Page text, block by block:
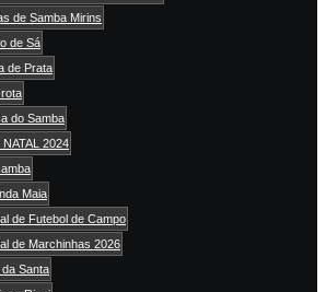
de Samba Mirins
de Sá
de Prata
do Samba
NATAL 2024
Maia
de Futebol de Campo
de Marchinhas 2026
da Santa